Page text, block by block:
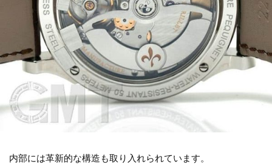
内部には革新的な構造も取り入れられています。